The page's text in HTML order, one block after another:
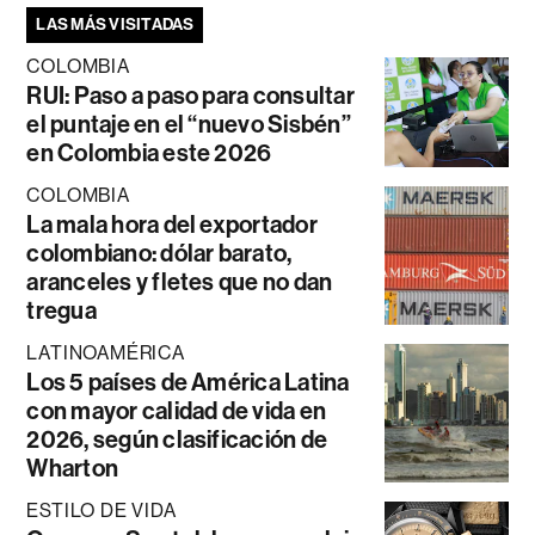
LAS MÁS VISITADAS
COLOMBIA
RUI: Paso a paso para consultar
el puntaje en el “nuevo Sisbén”
en Colombia este 2026
COLOMBIA
La mala hora del exportador
colombiano: dólar barato,
aranceles y fletes que no dan
tregua
LATINOAMÉRICA
Los 5 países de América Latina
con mayor calidad de vida en
2026, según clasificación de
Wharton
ESTILO DE VIDA